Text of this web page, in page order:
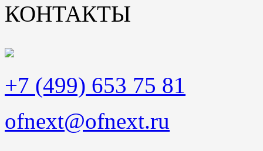
КОНТАКТЫ
+7 (499) 653 75 81
ofnext@ofnext.ru